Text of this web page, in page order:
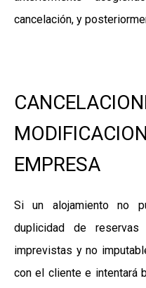
cancelación, y
EMPRESA
Si un alojamiento no
duplicidad de
imprevistas y no
con el cliente e intentará